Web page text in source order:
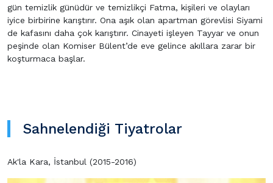
gün temizlik günüdür ve temizlikçi Fatma, kişileri ve olayları
iyice birbirine karıştırır. Ona aşık olan apartman görevlisi Siyami
de kafasını daha çok karıştırır. Cinayeti işleyen Tayyar ve onun
peşinde olan Komiser Bülent’de eve gelince akıllara zarar bir
koşturmaca başlar.
Sahnelendiği Tiyatrolar
Ak'la Kara, İstanbul (2015-2016)